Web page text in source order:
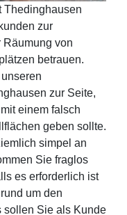
Thedinghausen
zur
Räumung von
betrauen.
zur Seite,
einem falsch
geben sollte.
simpel an
Sie fraglos
es erforderlich ist
um den
sollen Sie als Kunde